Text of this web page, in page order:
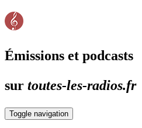
Émissions et podcasts
sur toutes-les-radios.fr
Toggle navigation